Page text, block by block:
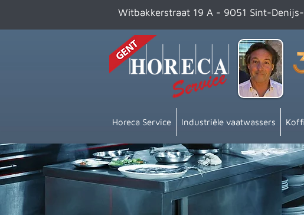
Witbakkerstraat 19 A - 9051 Sint-
Horeca Service Industriële vaatwassers